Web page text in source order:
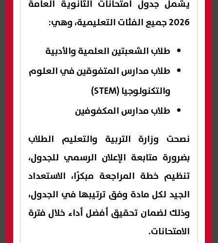
يشمل جدول امتحانات الثانوية العامة
2026 جميع الفئات التعليمية، وهي:
طلاب الشعبتين العلمية والأدبية
طلاب مدارس المتفوقين في العلوم
والتكنولوجيا (STEM)
طلاب مدارس المكفوفين
نصحت وزارة التربية والتعليم الطلاب
بضرورة متابعة الإعلان الرسمي للجدول،
تنظيم خطة المراجعة مبكرًا، الاستعداد
الجيد لكل مادة وفق ترتيبها في الجدول،
وذلك لضمان تحقيق أفضل أداء خلال فترة
الامتحانات.